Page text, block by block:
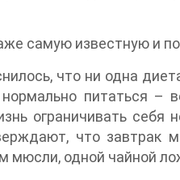
самую известную и
что ни одна
питаться –
ограничивать себя
что завтрак
мюсли, одной чайной